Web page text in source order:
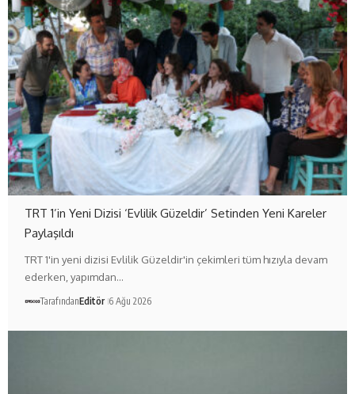
TRT 1’in Yeni Dizisi ‘Evlilik Güzeldir’ Setinden Yeni Kareler
Paylaşıldı
TRT 1'in yeni dizisi Evlilik Güzeldir'in çekimleri tüm hızıyla devam
ederken, yapımdan…
TarafındanEditör 6 Ağu 2026